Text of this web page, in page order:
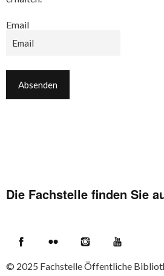
Email
Die Fachstelle finden Sie
© 2025 Fachstelle Öffentliche